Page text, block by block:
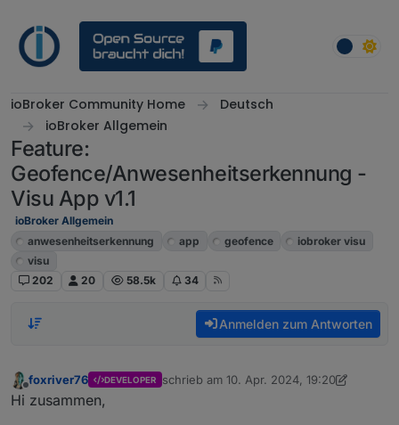
ioBroker Community Home
Deutsch
ioBroker Allgemein
Feature:
Geofence/Anwesenheitserkennung -
Visu App v1.1
ioBroker Allgemein
anwesenheitserkennung
app geofence
iobroker visu
visu
202
20 58.5k 34
Anmelden zum Antworten
foxriver76 DEVELOPER schrieb am 10. Apr. 2024, 19:20
zuletzt editiert von foxriver765. Mai 2024,
Hi zusammen,